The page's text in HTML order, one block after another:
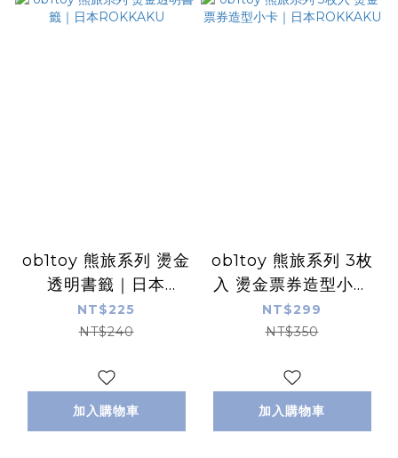
ob1toy 熊旅系列 燙金
透明書籤｜日本
ROKKAKU
NT$225
NT$240
加入購物車
ob1toy 熊旅系列 3枚
入 燙金票券造型小卡
｜日本ROKKAKU
NT$299
NT$350
加入購物車